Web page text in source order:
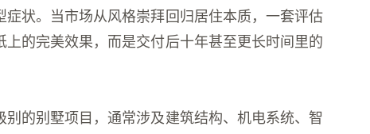
状。当市场从风格崇拜回归居住本质，一套评估
的完美效果，而是交付后十年甚至更长时间里的
的别墅项目，通常涉及建筑结构、机电系统、智